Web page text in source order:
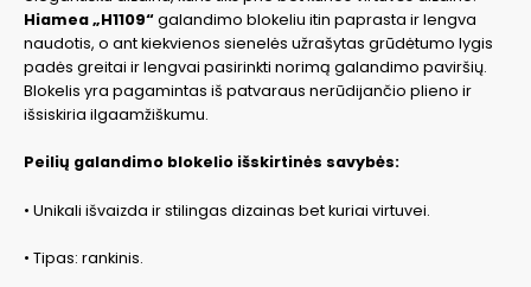
Hiamea „H1109“galandimo blokeliu itin paprasta ir lengva
naudotis, o ant kiekvienos sienelės užrašytas grūdėtumo lygis
padės greitai ir lengvai pasirinkti norimą galandimo paviršių.
Blokelis yra pagamintas iš patvaraus nerūdijančio plieno ir
išsiskiria ilgaamžiškumu.
Peilių galandimo blokelio išskirtinės savybės:
• Unikali išvaizda ir stilingas dizainas bet kuriai virtuvei.
• Tipas: rankinis.